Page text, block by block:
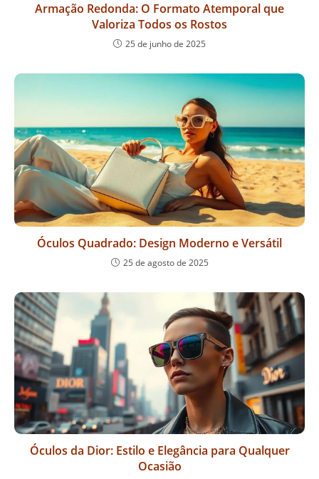
Armação Redonda: O Formato Atemporal que
Valoriza Todos os Rostos
25 de junho de 2025
Óculos Quadrado: Design Moderno e Versátil
25 de agosto de 2025
Óculos da Dior: Estilo e Elegância para Qualquer
Ocasião